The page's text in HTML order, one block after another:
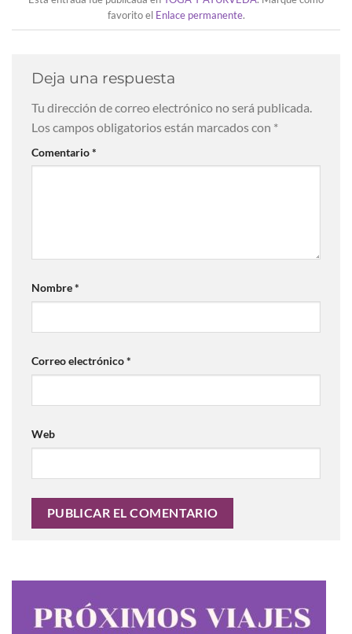
favorito el Enlace permanente.
Deja una respuesta
Tu dirección de correo electrónico no será publicada.
Los campos obligatorios están marcados con *
Comentario*
Nombre*
Correo electrónico*
Web